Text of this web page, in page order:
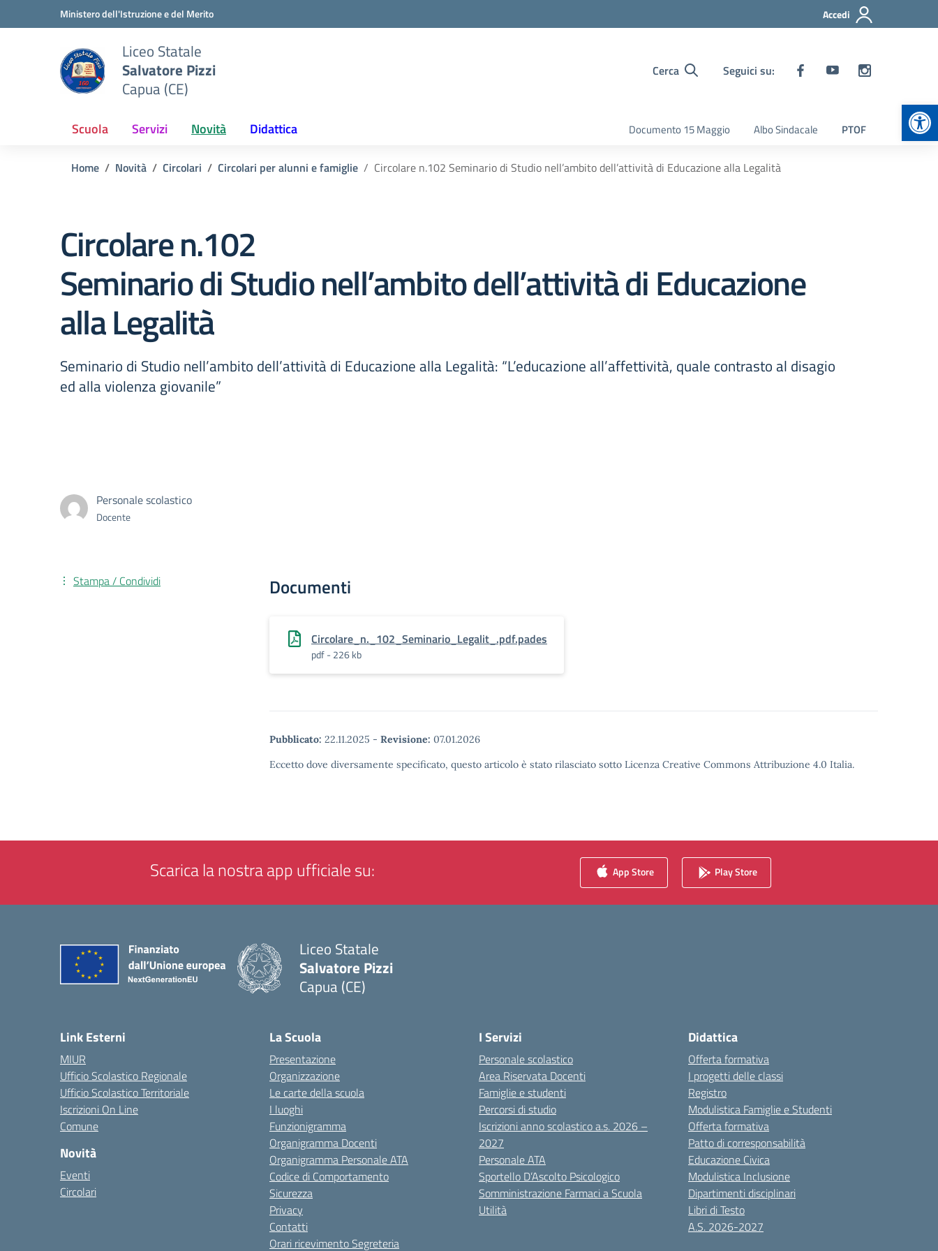
Vai ai contenuti
Vai al menu di navigazioneMinistero dell'Istruzione e del Merito Accedi
Liceo Statale
Salvatore Pizzi
Capua (CE)
Cerca Seguici su:
Scuola Servizi Novità Didattica Documento 15 Maggio Albo Sindacale PTOF
Home Novità Circolari Circolari per alunni e famiglie Circolare n.102 Seminario di Studio nell’ambito dell’attività di Educazione alla Legalità
Circolare n.102
Seminario di Studio nell’ambito dell’attività di Educazione
alla Legalità
Seminario di Studio nell’ambito dell’attività di Educazione alla Legalità: “L’educazione all’affettività, quale contrasto al disagio
ed alla violenza giovanile”
Personale scolastico
Docente
Documenti
Circolare_n._102_Seminario_Legalit_.pdf.pades
pdf - 226 kb
Pubblicato: 22.11.2025 - Revisione: 07.01.2026
Eccetto dove diversamente specificato, questo articolo è stato rilasciato sotto Licenza Creative Commons Attribuzione 4.0 Italia.
Stampa / Condividi
Scarica la nostra app ufficiale su: App Store Play Store
Liceo Statale
Salvatore Pizzi
Capua (CE)
Link Esterni
MIUR
Ufficio Scolastico Regionale
Ufficio Scolastico Territoriale
Iscrizioni On Line
Comune
Novità
Eventi
Circolari
La Scuola
Presentazione
Organizzazione
Le carte della scuola
I luoghi
Funzionigramma
Organigramma Docenti
Organigramma Personale ATA
Codice di Comportamento
Sicurezza
Privacy
Contatti
Orari ricevimento Segreteria
I Servizi
Personale scolastico
Area Riservata Docenti
Famiglie e studenti
Percorsi di studio
Iscrizioni anno scolastico a.s. 2026 –
2027
Personale ATA
Sportello D’Ascolto Psicologico
Somministrazione Farmaci a Scuola
Utilità
Didattica
Offerta formativa
I progetti delle classi
Registro
Modulistica Famiglie e Studenti
Offerta formativa
Patto di corresponsabilità
Educazione Civica
Modulistica Inclusione
Dipartimenti disciplinari
Libri di Testo
A.S. 2026-2027